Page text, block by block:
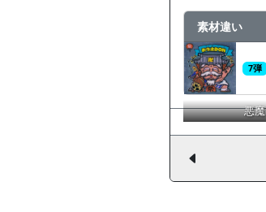
素材違い
7弾
悪魔